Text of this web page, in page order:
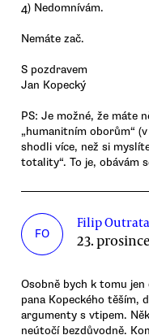
4) Nedomnívám.
Nemáte zač.
S pozdravem
Jan Kopecký
PS: Je možné, že máte
„humanitním oborům“
shodli více, než si
totality“. To je, obávám
FO
Filip
23.
Osobně bych k tomu
pana Kopeckého těším,
argumenty s vtipem.
neútočí bezdůvodně.